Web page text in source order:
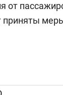
от
приняты